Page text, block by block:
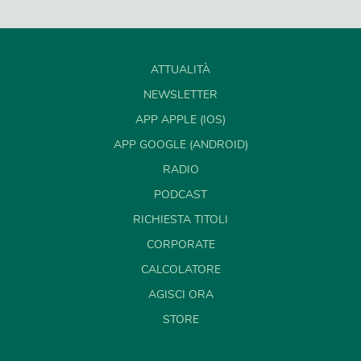
ATTUALITÀ
NEWSLETTER
APP APPLE (IOS)
APP GOOGLE (ANDROID)
RADIO
PODCAST
RICHIESTA TITOLI
CORPORATE
CALCOLATORE
AGISCI ORA
STORE